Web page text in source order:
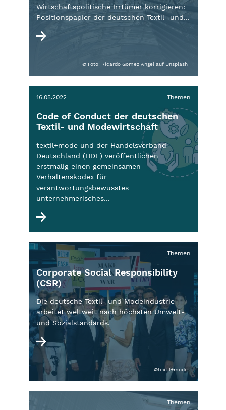
© Foto: Ricardo Gomez Angel auf Unsplash
Wirtschaftspolitische Irrtümer korrigieren:
Positionspapier der deutschen Textil- und...
16.05.2022 Themen
Code of Conduct der deutschen
Textil- und Modewirtschaft
textil+mode und der Handelsverband
Deutschland (HDE) veröffentlichen
erstmalig einen gemeinsamen
Verhaltenskodex für
verantwortungsbewusstes
unternehmerisches...
©textil+mode
Themen
Corporate Social Responsibility
(CSR)
Die deutsche Textil- und Modeindustrie
arbeitet weltweit nach höchsten Umwelt-
und Sozialstandards.
Themen